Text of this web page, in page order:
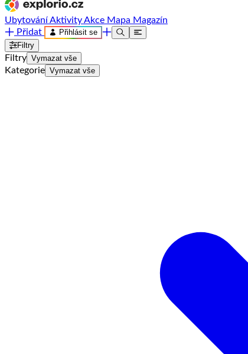
UbytováníAktivityAkce Mapa Magazín
Přidat
Přihlásit se
Filtry
Filtry Vymazat vše
Kategorie Vymazat vše